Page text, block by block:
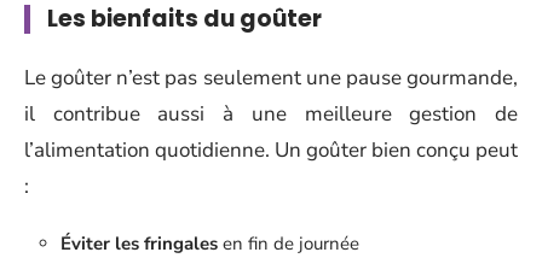
Les bienfaits du goûter
Le goûter n’est pas seulement une pause gourmande,
il contribue aussi à une meilleure gestion de
l’alimentation quotidienne. Un goûter bien conçu peut
:
Éviter les fringales en fin de journée